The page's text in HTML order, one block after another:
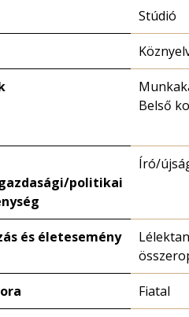
Stúdió
Belső
politikai
Író/
és életesemény
Fiatal